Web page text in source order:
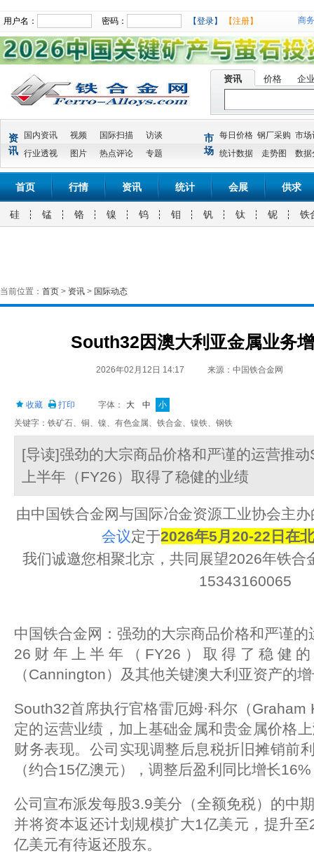
用户名： 密码： 【登录】 【注册】 商
资讯 价格 企
资
讯
国内资讯 视频 国际扫描
访谈
行业透视
图片 热点评论 专题
市
场
每日价格 钢厂采购 市场
统计数据
走势图 数据
首页 行情 资讯 统计 会展 供求
硅 锰 铬 镍 钨 钼 钒 钛 铌 铁
当前位置： 首页 > 资讯 > 国际动态
South32因澳大利亚金属业务
2026年02月12日 14:17 来源：中国铁合金网
收藏 打印 字体： 大 中
小
关键字：铁矿石、铜、镍、有色金属、铁合金、镍铁、钢铁
[导读]强劲的大宗商品价格和严谨的运营推
上半年（FY26）取得了稳健的业绩
由中国铁合金网与国际冶金资源工业协会主办
会议定于2026年5月20-22日在
我们诚邀您相聚北京，共同展望2026年铁合
15343160065
中国铁合金网：强劲的大宗商品价格和严谨
26财年上半年（FY26）取得了稳健
（Cannington）及其他关键澳大利亚资产的
South32首席执行官格雷厄姆·科尔（Graham
定的运营业绩，加上基础金属和贵金属价格
财务表现。公司实现调整后息税折旧摊销前
（约合15亿澳元），调整后盈利同比增长
公司宣布派发每股3.9美分（全额免税）的中
并将资本返还计划规模扩大1亿美元，提升
亿美元有待返还股东。